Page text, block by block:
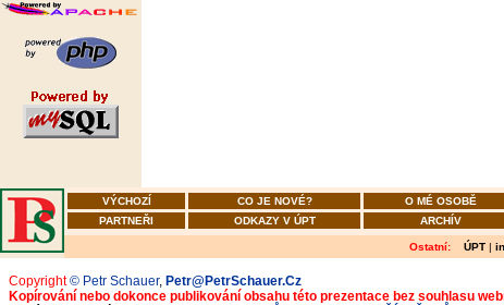
VÝCHOZÍ CO JE NOVÉ? O MÉ OSOBĚ
PARTNEŘI
ODKAZY V ÚPT ARCHÍV
Ostatní: ÚPT |
Copyright© Petr Schauer, Petr@PetrSchauer.Cz
Kopírování nebo dokonce publikování obsahu této prezentace bez souhlasu